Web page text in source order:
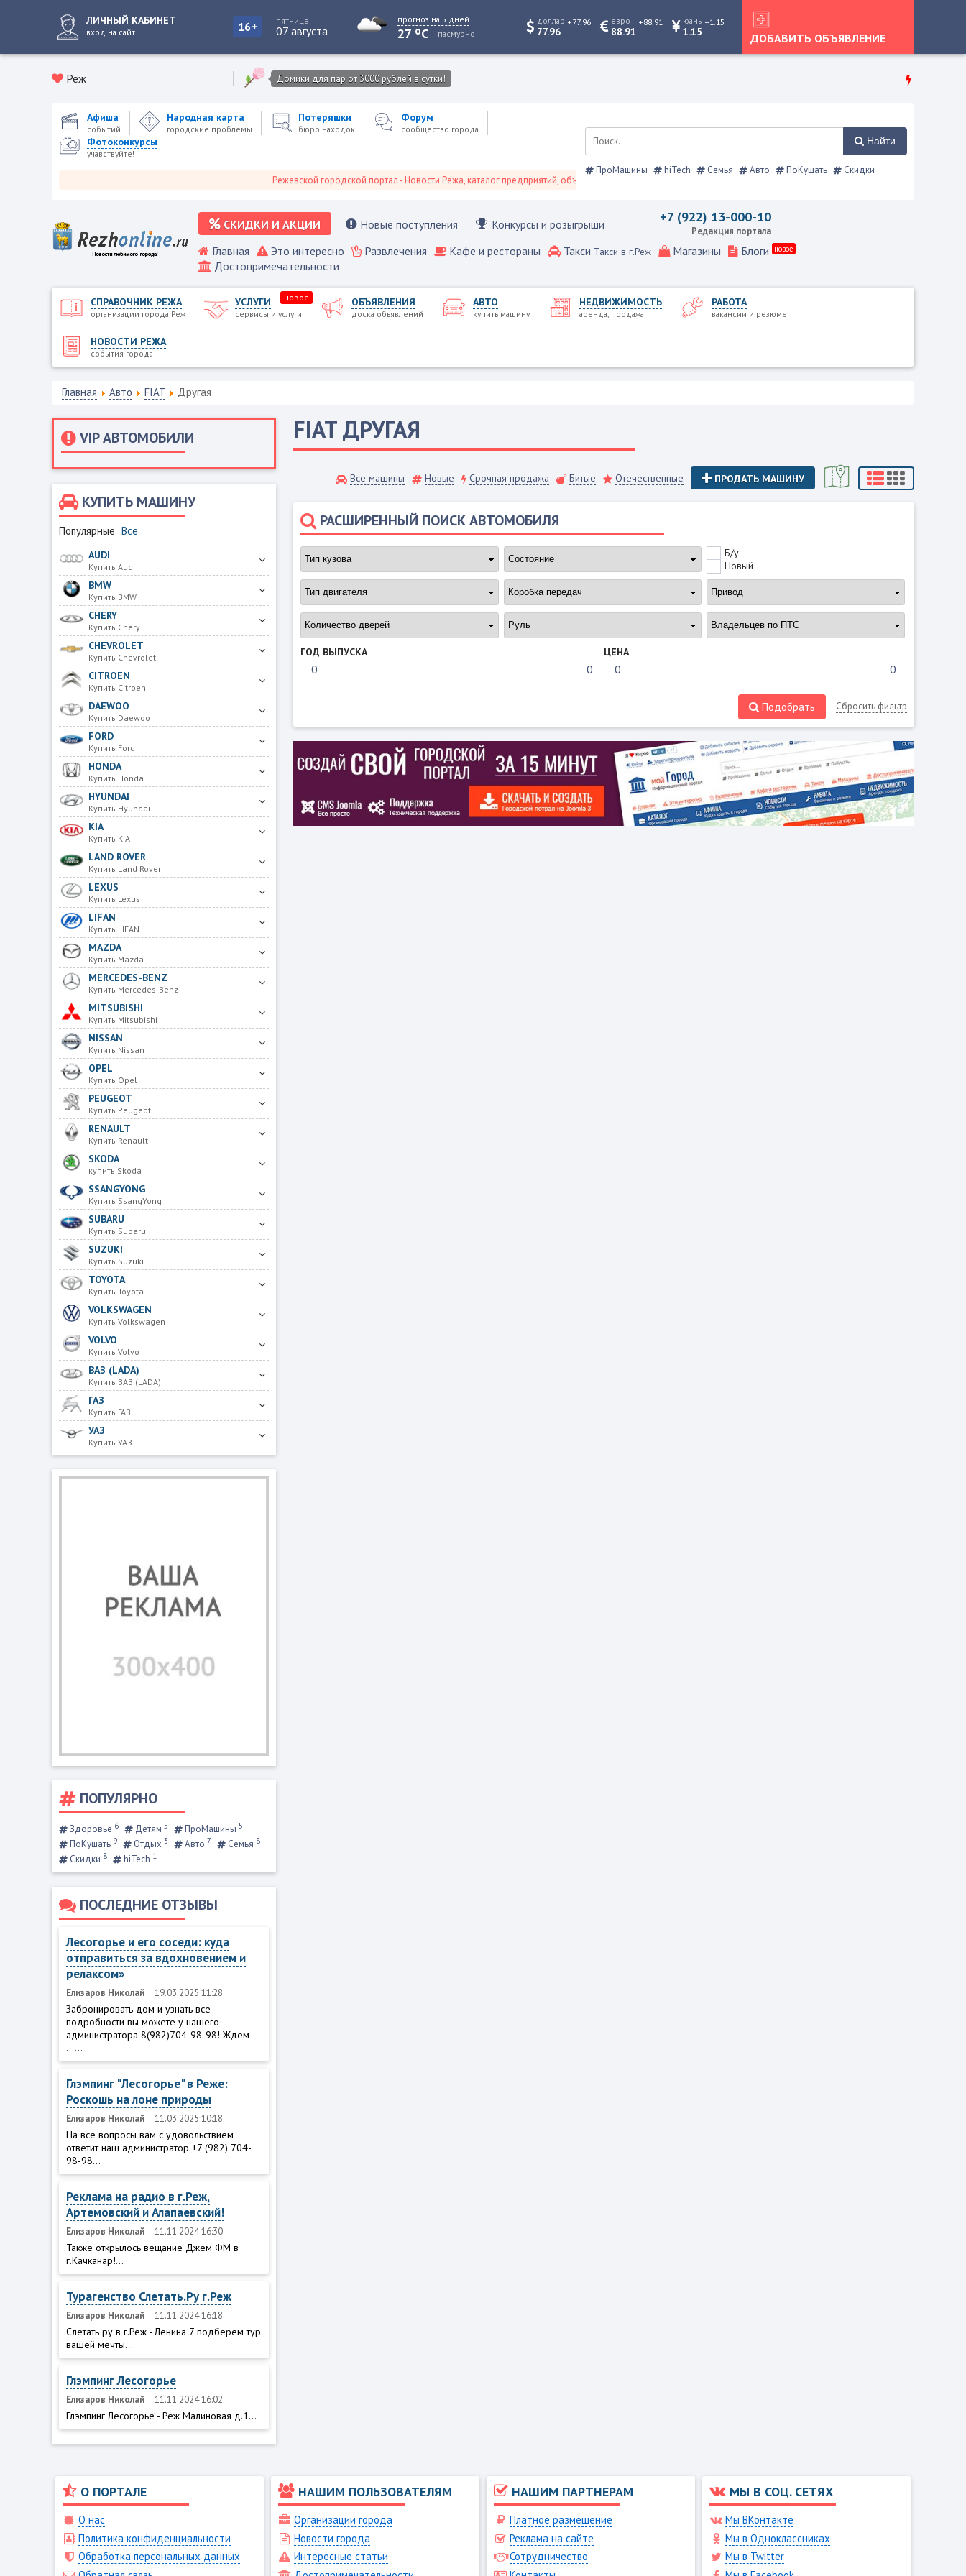
ЛИЧНЫЙ КАБИНЕТ
вход на сайт 16+ пятница
07 августа
прогноз на 5 дней
27 oC пасмурно
доллар
77.96
+77.96 евро
88.91
+88.91 юань
1.15
+1.15
ДОБАВИТЬ ОБЪЯВЛЕНИЕ
Реж Домики для пар от 3000 рублей в сутки!
Афиша
событий
Народная карта
городские проблемы
Потеряшки
бюро находок
Форум
сообщество города
Фотоконкурсы
учавствуйте!
Режевской городской портал - Новости Режа, каталог предприятий, объявления, Режевской справочник
Найти
ПроМашины hiTech Семья Авто ПоКушать Скидки
СКИДКИ И АКЦИИ Новые поступления Конкурсы и розыгрыши +7 (922) 13-000-10
Редакция портала
Главная Это интересно Развлечения Кафе и рестораны Такси Такси в г.Реж Магазины Блоги новое
Достопримечательности
СПРАВОЧНИК РЕЖА
организации города Реж
УСЛУГИ
сервисы и услуги
новое ОБЪЯВЛЕНИЯ
доска объявлений
АВТО
купить машину
НЕДВИЖИМОСТЬ
аренда, продажа
РАБОТА
вакансии и резюме
НОВОСТИ РЕЖА
события города
Главная Авто FIAT Другая
VIP АВТОМОБИЛИ
КУПИТЬ МАШИНУ
Популярные Все
AUDI
Купить Audi
BMW
Купить BMW
CHERY
Купить Chery
CHEVROLET
Купить Chevrolet
CITROEN
Купить Citroen
DAEWOO
Купить Daewoo
FORD
Купить Ford
HONDA
Купить Honda
HYUNDAI
Купить Hyundai
KIA
Купить KIA
LAND ROVER
Купить Land Rover
LEXUS
Купить Lexus
LIFAN
Купить LIFAN
MAZDA
Купить Mazda
MERCEDES-BENZ
Купить Mercedes-Benz
MITSUBISHI
Купить Mitsubishi
NISSAN
Купить Nissan
OPEL
Купить Opel
PEUGEOT
Купить Peugeot
RENAULT
Купить Renault
SKODA
купить Skoda
SSANGYONG
Купить SsangYong
SUBARU
Купить Subaru
SUZUKI
Купить Suzuki
TOYOTA
Купить Toyota
VOLKSWAGEN
Купить Volkswagen
VOLVO
Купить Volvo
ВАЗ (LADA)
Купить ВАЗ (LADA)
ГАЗ
Купить ГАЗ
УАЗ
Купить УАЗ
ПОПУЛЯРНО
Здоровье 6 Детям 5 ПроМашины 5
ПоКушать 9 Отдых 3 Авто 7 Семья 8
Скидки 8 hiTech 1
ПОСЛЕДНИЕ ОТЗЫВЫ
Лесогорье и его соседи: куда
отправиться за вдохновением и
релаксом»
Елизаров Николай 19.03.2025 11:28
Забронировать дом и узнать все
подробности вы можете у нашего
администратора 8(982)704-98-98! Ждем
......
Глэмпинг "Лесогорье" в Реже:
Роскошь на лоне природы
Елизаров Николай 11.03.2025 10:18
На все вопросы вам с удовольствием
ответит наш администратор +7 (982) 704-
98-98...
Реклама на радио в г.Реж,
Артемовский и Алапаевский!
Елизаров Николай 11.11.2024 16:30
Также открылось вещание Джем ФМ в
г.Качканар!...
Турагенство Слетать.Ру г.Реж
Елизаров Николай 11.11.2024 16:18
Слетать ру в г.Реж - Ленина 7 подберем тур
вашей мечты...
Глэмпинг Лесогорье
Елизаров Николай 11.11.2024 16:02
Глэмпинг Лесогорье - Реж Малиновая д.1...
FIATДРУГАЯ
Все машины Новые Срочная продажа Битые Отечественные ПРОДАТЬ МАШИНУ
РАСШИРЕННЫЙ ПОИСК АВТОМОБИЛЯ
Б/у
Новый
ГОД ВЫПУСКА ЦЕНА
Подобрать Сбросить фильтр
О ПОРТАЛЕ
О нас
Политика конфиденциальности
Обработка персональных данных
НАШИМ ПОЛЬЗОВАТЕЛЯМ
Организации города
Новости города
Интересные статьи
НАШИМ ПАРТНЕРАМ
Платное размещение
Реклама на сайте
Сотрудничество
МЫ В СОЦ. СЕТЯХ
Мы ВКонтакте
Мы в Одноклассниках
Мы в Twitter